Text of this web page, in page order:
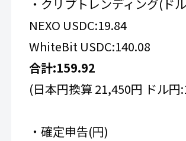
・クリプトレンディング(ド
NEXO USDC:19.84
WhiteBit USDC:140.08
合計:159.92
(日本円換算 21,450円 ドル円
・確定申告(円)